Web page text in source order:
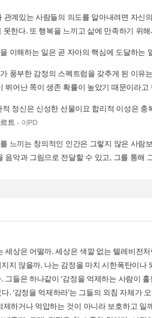
관계있는 사람들의 의도를 알아내려면 자신
못한다. 또 행복을 느끼고 삶에 만족하기 위
이해하는 일은 곧 자아의 핵심에 도달하는
풍부한 감정의 스펙트럼을 갖추게 된 이유
뛰어난 쪽이 생존 확률이 높았기 때문이라고
적 정신은 신성한 선물이요 합리적 이성은
트- 이PD
느끼는 창의적인 인간은 그렇지 않은 사람
음악과 그림으로 전달할 수 있고, 그를 통해
세상은 어떨까. 세상은 색깔 없는 텔레비전
지 않을까. 나는 감정을 마치 시한폭탄이나
그들은 하나같이 ‘감정을 억제하는 사람이
. ‘감정을 억제하라’는 그들의 외침 자체가
제하거나 억압하는 것이 아니라 보호하고 일